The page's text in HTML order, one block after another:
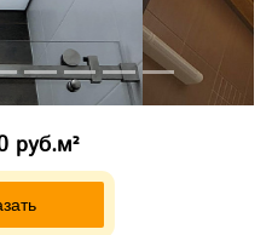
руб.м²